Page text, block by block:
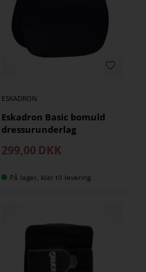
ESKADRON
Eskadron Basic bomuld
dressurunderlag
299,00 DKK
På lager, klar til levering